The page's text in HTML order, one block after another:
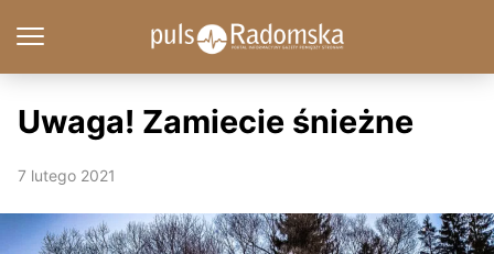
Uwaga! Zamiecie śnieżne
7 lutego 2021